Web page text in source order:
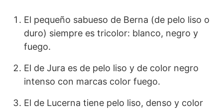
El pequeño sabueso de Berna (de pelo liso o
duro) siempre es tricolor: blanco, negro y
fuego.
El de Jura es de pelo liso y de color negro
intenso con marcas color fuego.
El de Lucerna tiene pelo liso, denso y color